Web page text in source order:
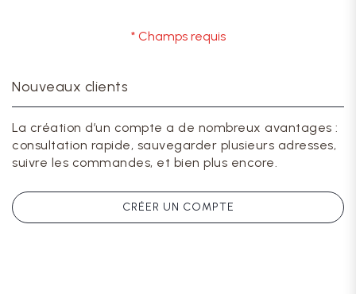
Nouveaux clients
La création d’un compte a de nombreux avantages :
consultation rapide, sauvegarder plusieurs adresses,
suivre les commandes, et bien plus encore.
CRÉER UN COMPTE